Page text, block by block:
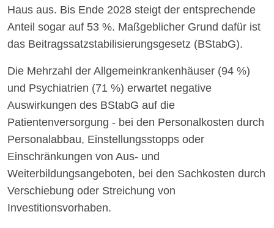
Haus aus. Bis Ende 2028 steigt der entsprechende
Anteil sogar auf 53 %. Maßgeblicher Grund dafür ist
das Beitragssatzstabilisierungsgesetz (BStabG).
Die Mehrzahl der Allgemeinkrankenhäuser (94 %)
und Psychiatrien (71 %) erwartet negative
Auswirkungen des BStabG auf die
Patientenversorgung - bei den Personalkosten durch
Personalabbau, Einstellungsstopps oder
Einschränkungen von Aus- und
Weiterbildungsangeboten, bei den Sachkosten durch
Verschiebung oder Streichung von
Investitionsvorhaben.